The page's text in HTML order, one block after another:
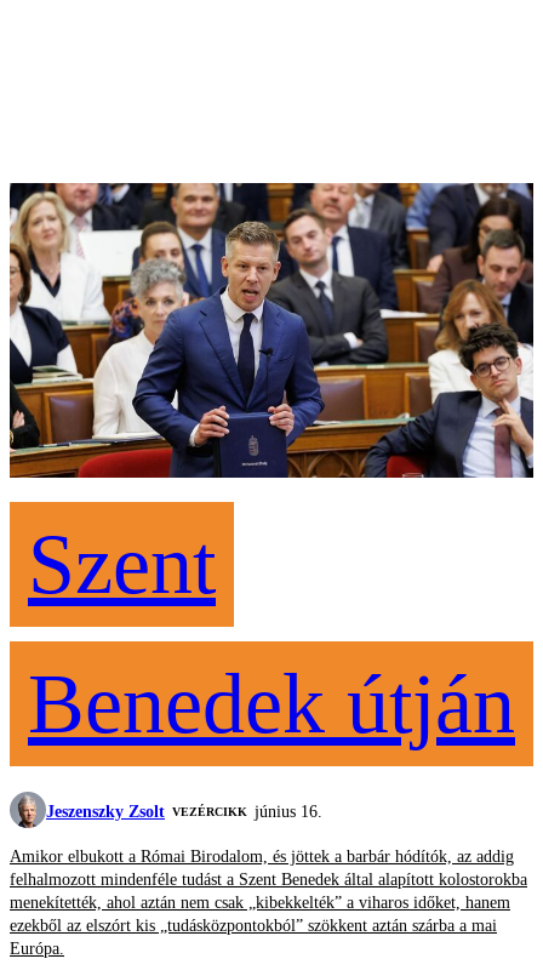
Szent
Benedek útján
Jeszenszky Zsolt VEZÉRCIKK június 16.
Amikor elbukott a Római Birodalom, és jöttek a barbár hódítók, az addig
felhalmozott mindenféle tudást a Szent Benedek által alapított kolostorokba
menekítették, ahol aztán nem csak „kibekkelték” a viharos időket, hanem
ezekből az elszórt kis „tudásközpontokból” szökkent aztán szárba a mai
Európa.